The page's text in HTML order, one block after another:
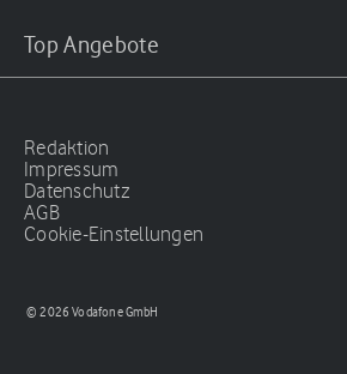
Top Angebote
Redaktion
Impressum
Datenschutz
AGB
Cookie-Einstellungen
© 2026 Vodafone GmbH